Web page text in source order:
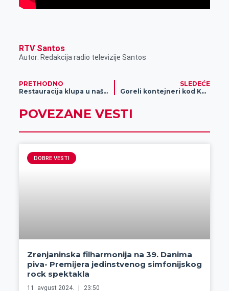
RTV Santos
Autor: Redakcija radio televizije Santos
PRETHODNO
Restauracija klupa u našem gradu
SLEDEĆE
Goreli kontejneri kod Kulturnog centra (foto)
POVEZANE VESTI
DOBRE VESTI
Zrenjaninska filharmonija na 39. Danima
piva- Premijera jedinstvenog simfonijskog
rock spektakla
11. avgust 2024. 23:50